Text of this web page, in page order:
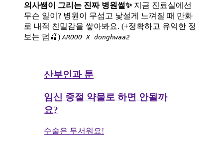
의사쌤이 그리는 진짜 병원썰✨ 지금 진료실에선
무슨 일이? 병원이 무섭고 낯설게 느껴질 때 만화
로 내적 친밀감을 쌓아봐요. (+정확하고 유익한 정
보는 덤🍒) AROOO X donghwaa2
산부인과 툰
임신 중절 약물로 하면 안될까
요?
수술은 무서워요!